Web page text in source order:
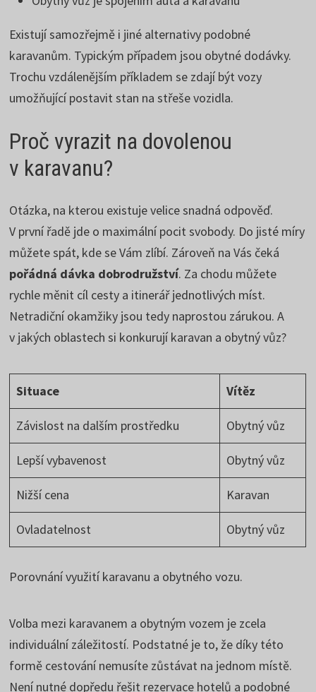
Existují samozřejmě i jiné alternativy podobné
karavanům. Typickým případem jsou obytné dodávky.
Trochu vzdálenějším příkladem se zdají být vozy
umožňující postavit stan na střeše vozidla.
Proč vyrazit na dovolenou
v karavanu?
Otázka, na kterou existuje velice snadná odpověď.
V první řadě jde o maximální pocit svobody. Do jisté míry
můžete spát, kde se Vám zlíbí. Zároveň na Vás čeká
pořádná dávka dobrodružství. Za chodu můžete
rychle měnit cíl cesty a itinerář jednotlivých míst.
Netradiční okamžiky jsou tedy naprostou zárukou. A
v jakých oblastech si konkurují karavan a obytný vůz?
Situace Vítěz
Závislost na dalším prostředku Obytný vůz
Lepší vybavenost Obytný vůz
Nižší cena Karavan
Ovladatelnost Obytný vůz
Porovnání využití karavanu a obytného vozu.
Volba mezi karavanem a obytným vozem je zcela
individuální záležitostí. Podstatné je to, že díky této
formě cestování nemusíte zůstávat na jednom místě.
Není nutné dopředu řešit rezervace hotelů a podobné